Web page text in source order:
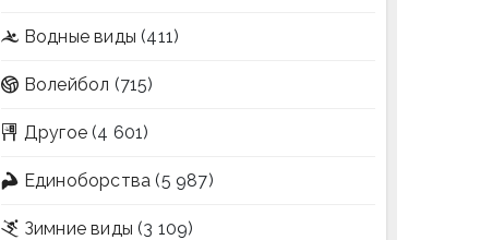
Водные виды (411)
Волейбол (715)
Другое (4 601)
Единоборства (5 987)
Зимние виды (3 109)